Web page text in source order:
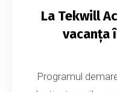
La Tekwill
vacanța
Programul